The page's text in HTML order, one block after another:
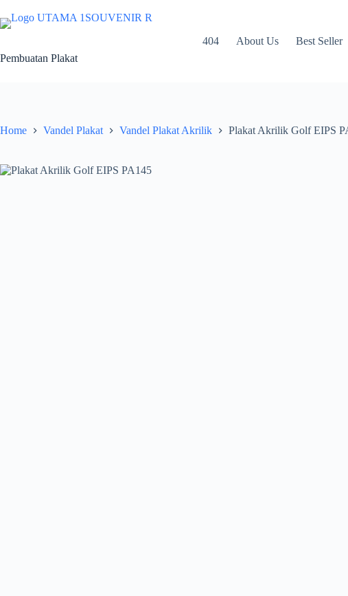
to
content
Pembuatan Plakat
404 About Us Best Seller
Home Vandel Plakat Vandel Plakat Akrilik Plakat Akrilik Golf EIPS